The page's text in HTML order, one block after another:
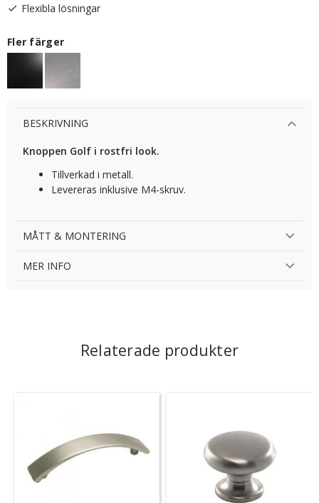
Flexibla lösningar
Fler färger
BESKRIVNING
Knoppen Golf i rostfri look.
Tillverkad i metall.
Levereras inklusive M4-skruv.
MÅTT & MONTERING
MER INFO
Relaterade produkter